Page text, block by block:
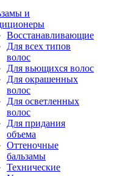
и
Восстанавливающие
Для всех типов
волос
Для вьющихся волос
Для окрашенных
волос
Для осветленных
волос
Для придания
объема
Оттеночные
бальзамы
Технические